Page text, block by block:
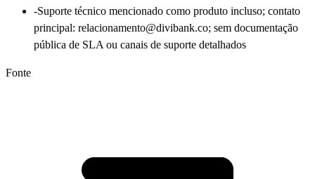
-Suporte técnico mencionado como produto incluso; contato
principal: relacionamento@divibank.co; sem documentação
pública de SLA ou canais de suporte detalhados
Fonte